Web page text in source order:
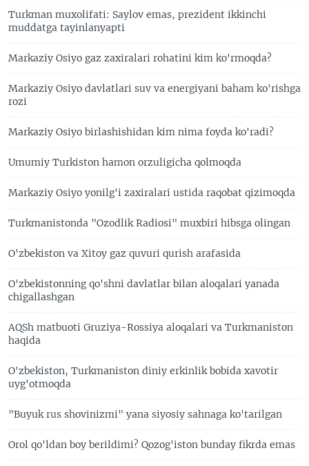
Turkman muxolifati: Saylov emas, prezident ikkinchi
muddatga tayinlanyapti
Markaziy Osiyo gaz zaxiralari rohatini kim ko'rmoqda?
Markaziy Osiyo davlatlari suv va energiyani baham ko'rishga
rozi
Markaziy Osiyo birlashishidan kim nima foyda ko'radi?
Umumiy Turkiston hamon orzuligicha qolmoqda
Markaziy Osiyo yonilg'i zaxiralari ustida raqobat qizimoqda
Turkmanistonda "Ozodlik Radiosi" muxbiri hibsga olingan
O'zbekiston va Xitoy gaz quvuri qurish arafasida
O'zbekistonning qo'shni davlatlar bilan aloqalari yanada
chigallashgan
AQSh matbuoti Gruziya-Rossiya aloqalari va Turkmaniston
haqida
O'zbekiston, Turkmaniston diniy erkinlik bobida xavotir
uyg'otmoqda
"Buyuk rus shovinizmi" yana siyosiy sahnaga ko'tarilgan
Orol qo'ldan boy berildimi? Qozog'iston bunday fikrda emas